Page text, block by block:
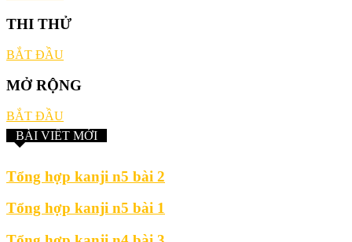
THI THỬ
BẮT ĐẦU
MỞ RỘNG
BẮT ĐẦU
BÀI VIẾT MỚI
Tổng hợp kanji n5 bài 2
Tổng hợp kanji n5 bài 1